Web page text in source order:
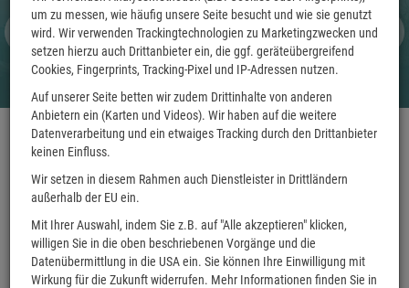
um zu messen, wie häufig unsere Seite besucht und wie sie genutzt
wird. Wir verwenden Trackingtechnologien zu Marketingzwecken und
setzen hierzu auch Drittanbieter ein, die ggf. geräteübergreifend
Cookies, Fingerprints, Tracking-Pixel und IP-Adressen nutzen.
Auf unserer Seite betten wir zudem Drittinhalte von anderen
Anbietern ein (Karten und Videos). Wir haben auf die weitere
Datenverarbeitung und ein etwaiges Tracking durch den Drittanbieter
keinen Einfluss.
Wir setzen in diesem Rahmen auch Dienstleister in Drittländern
außerhalb der EU ein.
Mit Ihrer Auswahl, indem Sie z.B. auf "Alle akzeptieren" klicken,
willigen Sie in die oben beschriebenen Vorgänge und die
Datenübermittlung in die USA ein. Sie können Ihre Einwilligung mit
Wirkung für die Zukunft widerrufen. Mehr Informationen finden Sie in